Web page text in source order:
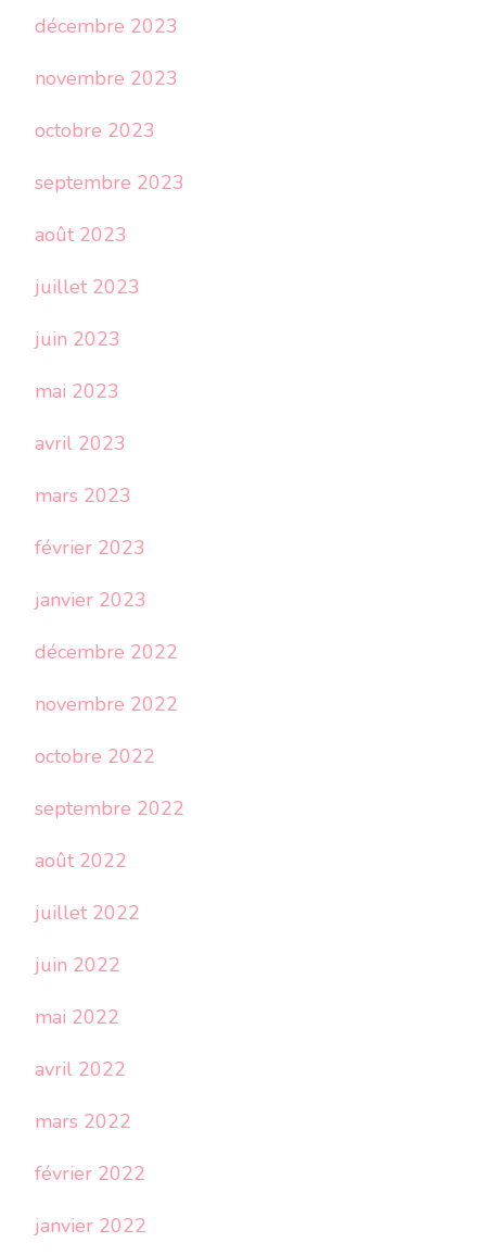
décembre 2023
novembre 2023
octobre 2023
septembre 2023
août 2023
juillet 2023
juin 2023
mai 2023
avril 2023
mars 2023
février 2023
janvier 2023
décembre 2022
novembre 2022
octobre 2022
septembre 2022
août 2022
juillet 2022
juin 2022
mai 2022
avril 2022
mars 2022
février 2022
janvier 2022